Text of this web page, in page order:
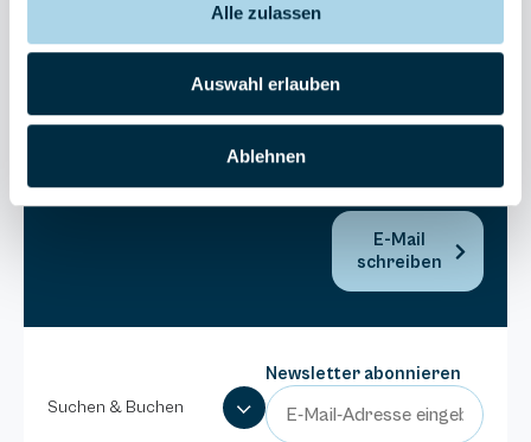
Alle zulassen
Auswahl erlauben
Ablehnen
038393-
Anlage
Sterne
E-Mail
schreiben
Suchen & Buchen
Newsletter abonnieren